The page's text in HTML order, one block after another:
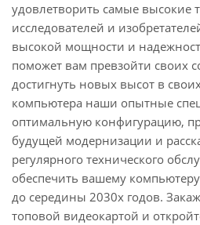
удовлетворить самые высокие
исследователей и
высокой мощности и
поможет вам превзойти своих
достигнуть новых высот в
компьютера наши опытные
оптимальную конфигурацию,
будущей модернизации и
регулярного технического
обеспечить вашему
до середины 2030х годов.
топовой видеокартой и